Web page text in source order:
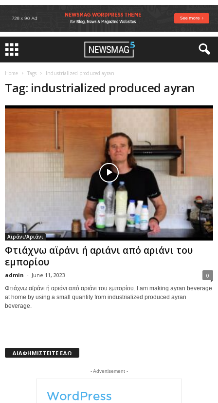
Home Tags Industrialized produced ayran
Tag: industrialized produced ayran
Αϊράνι/Αριάνι
Φτιάχνω αϊράνι ή αριάνι από αριάνι του
εμπορίου
admin - June 11, 2023 0
Φτιάχνω αϊράνι ή αριάνι από αριάνι του εμπορίου. I am making ayran beverage
at home by using a small quantity from industrialized produced ayran
beverage.
ΔΙΑΦΗΜΙΣΤΕΙΤΕ ΕΔΩ
- Advertisement -